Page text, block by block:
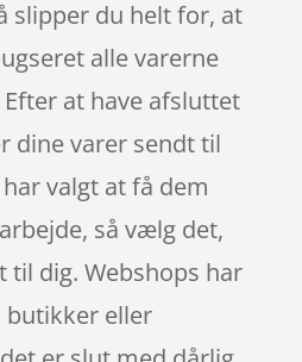
slipper du helt for, at
alle varerne
at have afsluttet
dine varer sendt til
valgt at få dem
så vælg det,
til dig. Webshops har
butikker eller